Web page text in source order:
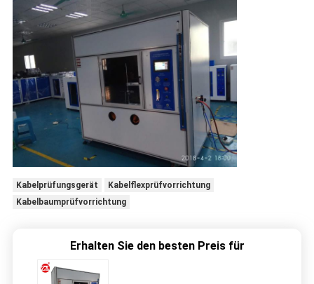
Kabelprüfungsgerät
Kabelflexprüfvorrichtung
Kabelbaumprüfvorrichtung
Erhalten Sie den besten Preis für